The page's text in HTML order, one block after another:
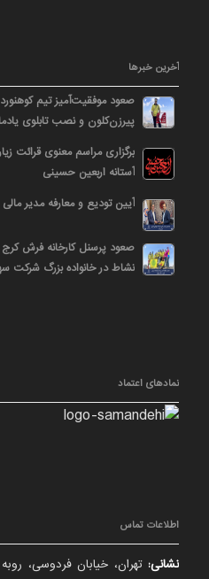
آخرین خبرها
صعود موفقیت‌آمیز تیم
پیرزن‌کلون و نصب تابلوی
برگزاری مراسم معنوی قرائت
آستانه اربعین حسینی
آیین تودیع و معارفه مدیر
صعود پرسنل کارخانه فرش کرج
نشاط در خانواده بزرگ شرکت
نمادهای اعتماد
اطلاعات تماس
نشانی: تهران، خیابان فردوسی،